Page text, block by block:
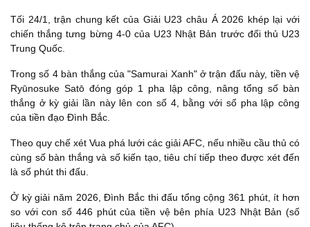
Tối 24/1, trận chung kết của Giải U23 châu Á 2026 khép lại với
chiến thắng tưng bừng 4-0 của U23 Nhật Bản trước đối thủ U23
Trung Quốc.
Trong số 4 bàn thắng của "Samurai Xanh" ở trận đấu này, tiền vệ
Ryūnosuke Satō đóng góp 1 pha lập công, nâng tổng số bàn
thắng ở kỳ giải lần này lên con số 4, bằng với số pha lập công
của tiền đạo Đình Bắc.
Theo quy chế xét Vua phá lưới các giải AFC, nếu nhiều cầu thủ có
cùng số bàn thắng và số kiến tạo, tiêu chí tiếp theo được xét đến
là số phút thi đấu.
Ở kỳ giải năm 2026, Đình Bắc thi đấu tổng cộng 361 phút, ít hơn
so với con số 446 phút của tiền vệ bên phía U23 Nhật Bản (số